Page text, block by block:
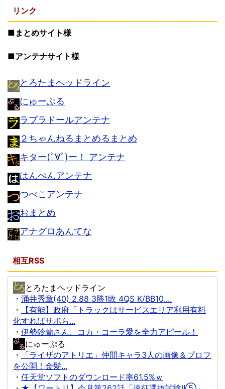
リンク
■まとめサイト様
■アンテナサイト様
とろたまヘッドライン
にゅーぷる
ラブラドールアンテナ
２ちゃんねるまとめるまとめ
キター(ﾟ∀ﾟ)ー！ アンテナ
はんぺんアンテナ
つべこアンテナ
おまとめ
アナグロあんてな
相互RSS
とろたまヘッドライン
・ 涌井秀章(40) 2.88 3勝1敗 4QS K/BB10....
・
【有能】政府「トラックはサービスエリア利用有料
化すればサボら...
・ 伊勢鈴蘭さん、コカ・コーラ愛を全力アピール！
にゅーぷる
・
「ライザのアトリエ」仲間キャラ3人の画像＆プロフ
を公開！金髪...
・ 任天堂ソフトのダウンロード率61.5%ｗ